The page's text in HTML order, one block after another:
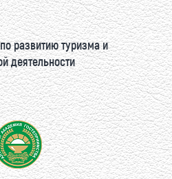
развитию туризма и
деятельности